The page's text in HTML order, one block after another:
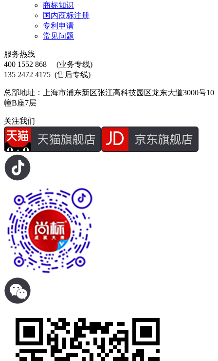
商标知识
国内商标注册
专利申请
常见问题
服务热线
400 1552 868
(业务专线)
135 2472 4175 (售后专线)
总部地址：上海市浦东新区张江高科技园区龙东大道3000号10
幢B座7层
关注我们